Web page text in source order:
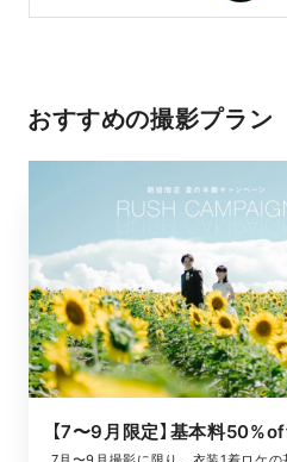
おすすめの撮影プラン